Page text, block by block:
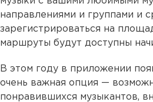
направлениями и группами и
зарегистрироваться на
маршруты будут доступны
В этом году в приложении
очень важная опция —
понравившихся музыкантов,